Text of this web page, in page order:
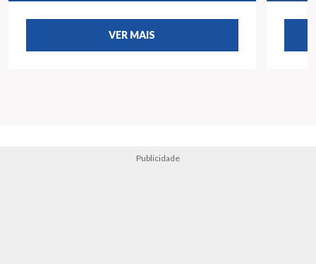
VER MAIS
Publicidade